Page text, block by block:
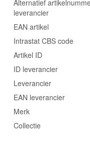
Alternatief
leverancier
EAN artikel
Intrastat CBS code
Artikel ID
ID leverancier
Leverancier
EAN leverancier
Merk
Collectie